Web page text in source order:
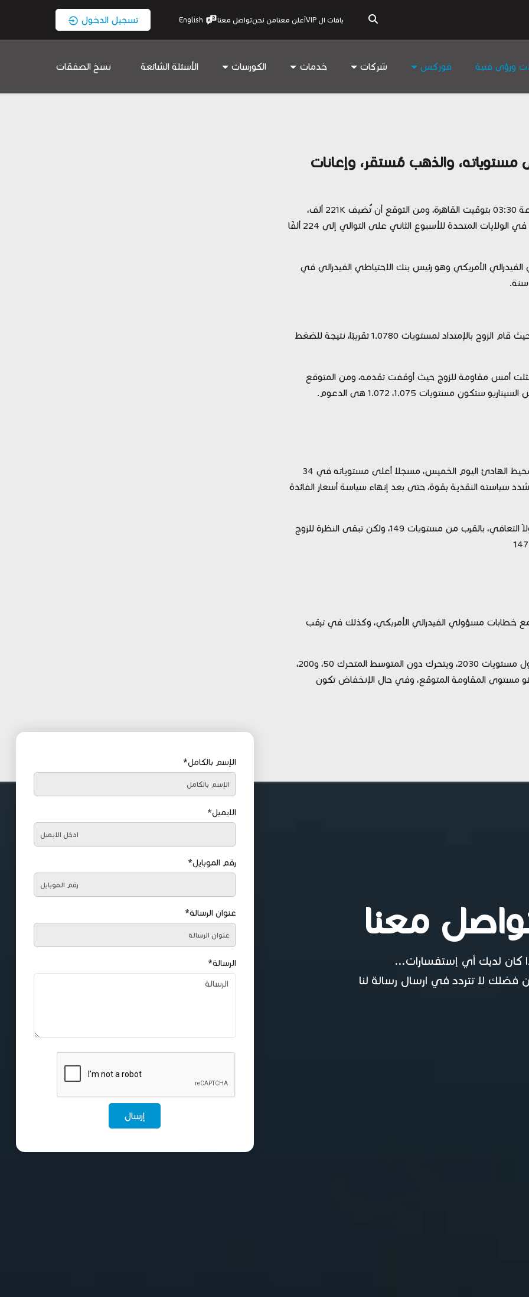
باقات ال VIP أعلن معنامن نحنتواصل معنا English تسجيل الدخول
ورؤى فنية فوركس شركات خدمات الكورسات الأسئلة الشائعة نسخ الصفقات
والذهب مُستقر، وإعانات
تترقب الأسواق اليوم بيانات إعانات البطالة الأمريكية الساعة 03:30 بتوقيت القاهرة، ومن التوقع أن تُضيف 221K ألف،
حيث ارتفع عدد الأشخاص الذين يطالبون بإعانات البطالة في الولايات المتحدة للأسبوع الثاني على التوالي إلى 224 ألفًا
الأمريكي وهو رئيس بنك الاحتياطي الفيدرالي في
حصل أمس زوج اليورو دولار على بعض الزخم الإيجابي، حيث قام الزوج بالإمتداد لمستويات 1.0780 تقريبًا، نتيجة للضغط
زوج اليورو الآن أدنى مستويات 1.079 التي مثلت أمس مقاومة للزوج حيث أوقفت تقدمه، ومن المتوقع
مستويات 1.075، 1.072 هى الدعوم.
قاد المؤشر نيكي الياباني المكاسب في أسواق آسيا والمحيط الهادئ اليوم الخميس، مسجلا أعلى مستوياته في 34
سياسته النقدية بقوة، حتى بعد إنهاء سياسة أسعار الفائدة
فنيًا: يتداول الزوج الآن عند مستويات 148.73 تقريبًا، مُحاولاً التعافي، بالقرب من مستويات 149، ولكن تبقى النظرة للزوج
خطابات مسؤولي الفيدرالي الأمريكي، وكذلك في ترقب
فنيًا: حتى كتابة التقرير المعدن الأصفر مُستقر، ويحول حول مستويات 2030، ويتحرك دون المتوسط المتحرك 50، و200،
المزيد من الزخم الإيجابي، ليظل مستوى 2055 هو مستوى المقاومة المتوقع، وفي حال الإنخفاض تكون
معنا
كان لديك أي إستفسارات...
فضلك لا تتردد في ارسال رسالة لنا
الإسم بالكامل*
الايميل*
رقم الموبايل*
عنوان الرسالة*
الرسالة*
إرسال